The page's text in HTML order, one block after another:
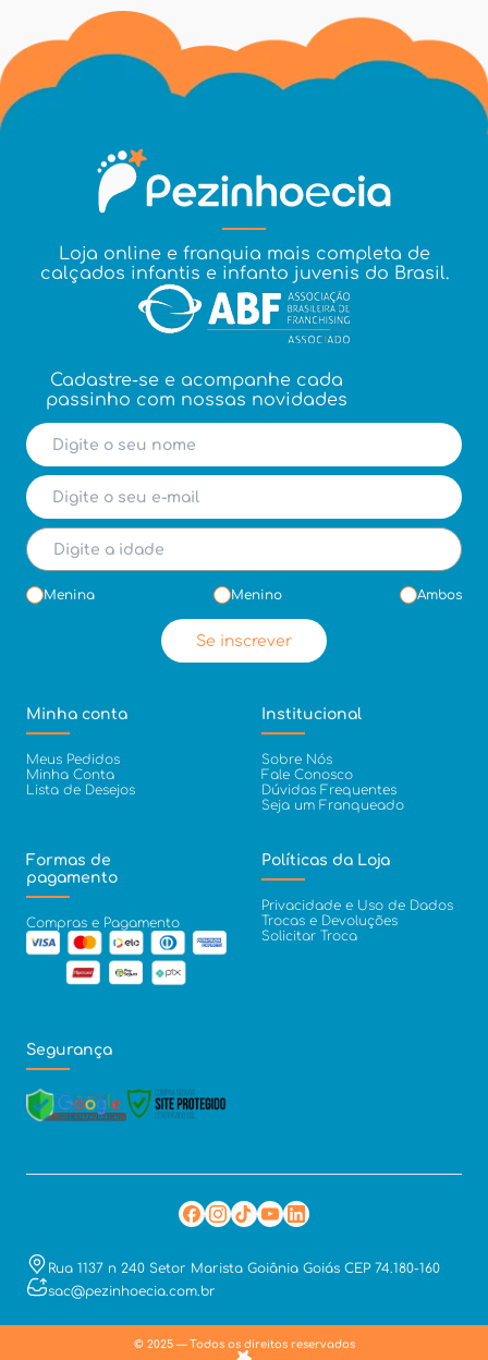
Loja online e franquia mais completa de
calçados infantis e infanto juvenis do Brasil.
Cadastre-se e acompanhe cada
passinho com nossas novidades
Menina Menino Ambos
Se inscrever
Minha conta
Meus Pedidos
Minha Conta
Lista de Desejos
Institucional
Sobre Nós
Fale Conosco
Dúvidas Frequentes
Seja um Franqueado
Formas de
pagamento
Compras e Pagamento
Políticas da Loja
Privacidade e Uso de Dados
Trocas e Devoluções
Solicitar Troca
Segurança
Rua 1137 n 240 Setor Marista Goiânia Goiás CEP 74.180-160
sac@pezinhoecia.com.br
© 2025 — Todos os direitos reservados